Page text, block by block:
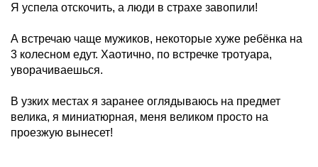
Я успела отскочить, а люди в страхе завопили!
А встречаю чаще мужиков, некоторые хуже ребёнка на
3 колесном едут. Хаотично, по встречке тротуара,
уворачиваешься.
В узких местах я заранее оглядываюсь на предмет
велика, я миниатюрная, меня великом просто на
проезжую вынесет!